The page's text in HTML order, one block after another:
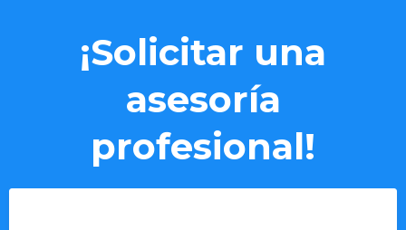
¡Solicitar una
asesoría
profesional!